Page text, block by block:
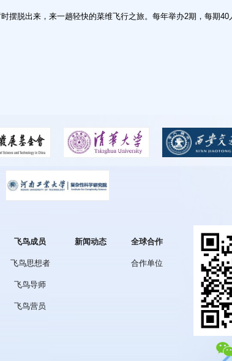
摆脱出来，来一趟轻快的菜维飞行之旅。每年举办2期，每期40
飞鸟成员
飞鸟思想者
飞鸟导师
飞鸟营员
新闻动态 全球合作
合作单位